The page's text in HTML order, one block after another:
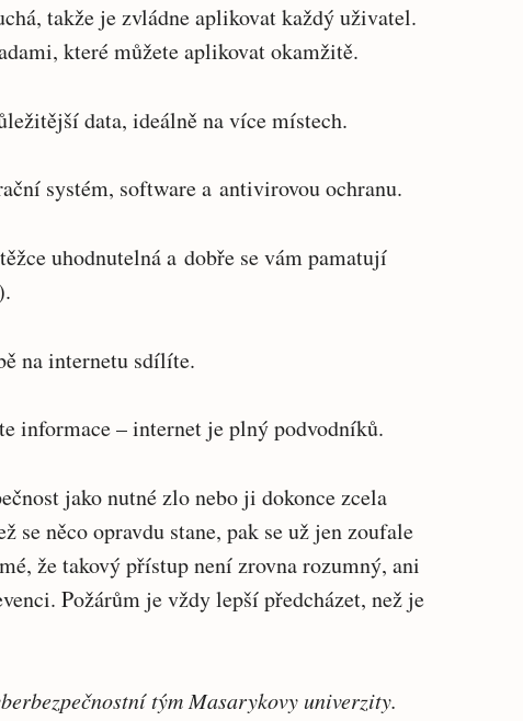
takže je zvládne aplikovat každý uživatel.
které můžete aplikovat okamžitě.
data, ideálně na více místech.
systém, software a antivirovou ochranu.
uhodnutelná a dobře se vám pamatují
na internetu sdílíte.
informace – internet je plný podvodníků.
jako nutné zlo nebo ji dokonce zcela
se něco opravdu stane, pak se už jen zoufale
že takový přístup není zrovna rozumný, ani
Požárům je vždy lepší předcházet, než je
tým Masarykovy univerzity.